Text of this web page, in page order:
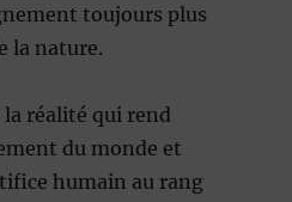
toujours plus
la nature.
la réalité qui rend
du monde et
humain au rang